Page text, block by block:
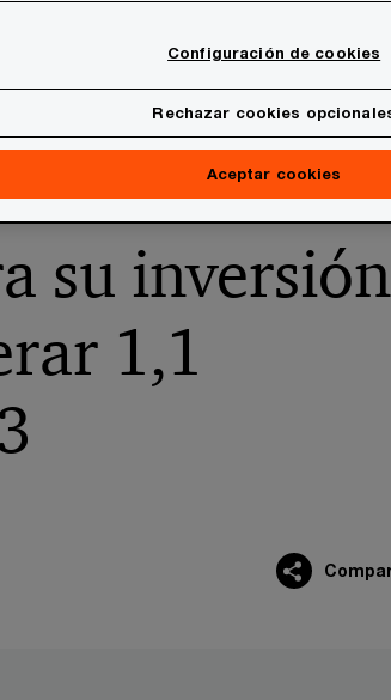
su inversión
1,1
Configuración de cookies
Rechazar cookies
Aceptar cookies